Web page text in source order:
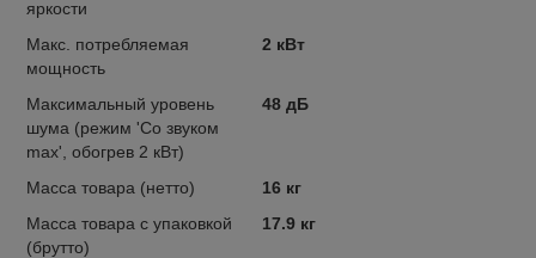
яркости
Макс. потребляемая
мощность
2 кВт
Максимальный уровень
шума (режим 'Cо звуком
max', обогрев 2 кВт)
48 дБ
Масса товара (нетто)
16 кг
Масса товара с упаковкой
(брутто)
17.9 кг